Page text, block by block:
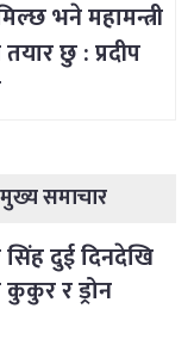
भने महामन्त्री
छु : प्रदीप
मुख्य समाचार
दुई दिनदेखि
र ड्रोन